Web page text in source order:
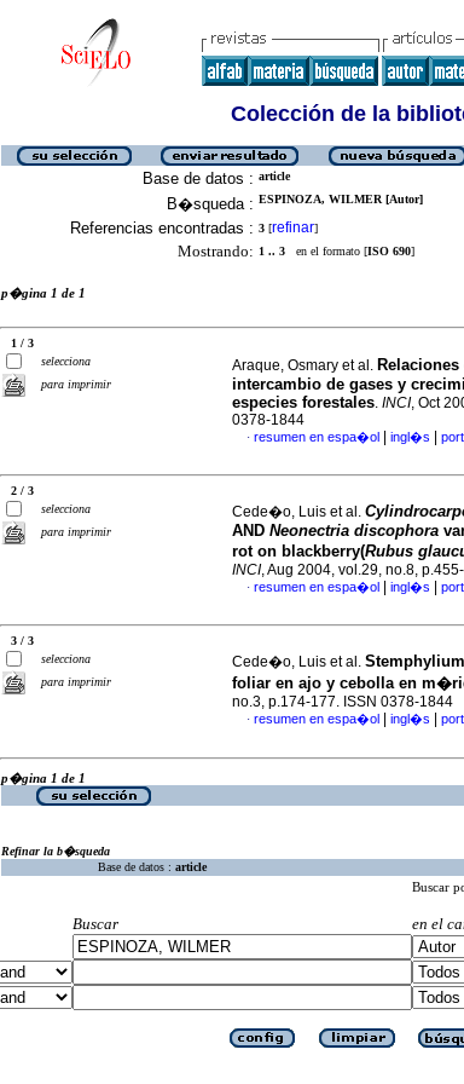
Colección de la
Base de datos : article
B�squeda : ESPINOZA, WILMER [Autor]
Referencias encontradas : 3 [refinar]
Mostrando: 1 .. 3 en el formato [ISO 690]
p�gina 1 de 1
1 / 3
selecciona
para imprimir
Araque, Osmary et al.
intercambio de gases y
especies forestales. INCI, Oct
0378-1844
· resumen en espa�ol ingl�s
2 / 3
selecciona
para imprimir
Cede�o, Luis et al.
AND Neonectria discophora
rot on blackberry(Rubus
INCI, Aug 2004, vol.29, no.8,
· resumen en espa�ol ingl�s
3 / 3
selecciona
para imprimir
Cede�o, Luis et al.
foliar en ajo y cebolla en
no.3, p.174-177. ISSN 0378-1844
· resumen en espa�ol ingl�s
p�gina 1 de 1
Refinar la b�squeda
Base de datos : article
Buscar
Buscar
en el